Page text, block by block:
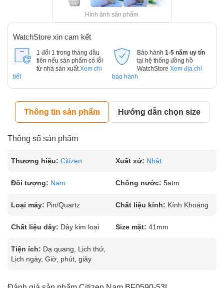
Hình ảnh sản phẩm
WatchStore xin cam kết
1 đổi 1 trong tháng đầu
tiên nếu sản phẩm có lỗi
từ nhà sản xuất. Xem chi
tiết
Bảo hành 1-5 năm uy tín
tại hệ thống đồng hồ
WatchStore Xem địa chỉ
bảo hành
Thông tin sản phẩm Hướng dẫn chọn size
Thông số sản phẩm
Thương hiệu: Citizen Xuất xứ: Nhật
Đối tượng: Nam Chống nước: 5atm
Loại máy: Pin/Quartz Chất liệu kính: Kính Khoáng
Chất liệu dây: Dây kim loại Size mặt: 41mm
Tiện ích: Dạ quang, Lịch thứ,
Lịch ngày, Giờ, phút, giây